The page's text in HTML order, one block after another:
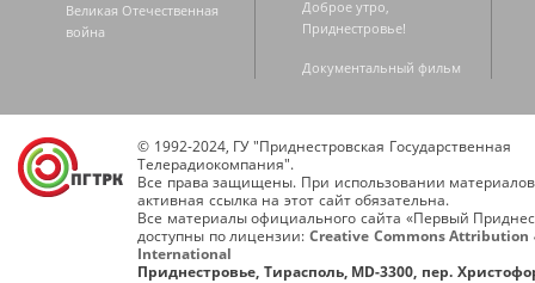
Великая Отечественная
война
Доброе утро,
Приднестровье!
Документальный фильм
© 1992-2024, ГУ "Приднестровская Государственная
Телерадиокомпания".
Все права защищены. При использовании
активная ссылка на этот сайт обязательна.
Все материалы официального сайта «Первый
доступны по лицензии: Creative Commons Attribution
International
Приднестровье, Тирасполь, MD-3300, пер.